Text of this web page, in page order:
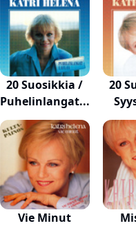
20 Suosikkia /
Puhelinlangat...
20
Vie Minut